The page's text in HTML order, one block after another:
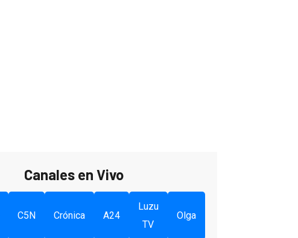
Canales en Vivo
C5N Crónica A24
Luzu
TV
Olga